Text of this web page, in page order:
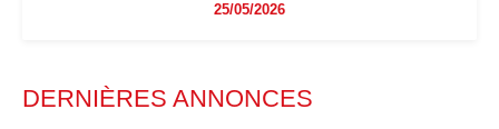
facturation ou risque de bascule vers la TVA : les règles
25/05/2026
DERNIÈRES ANNONCES